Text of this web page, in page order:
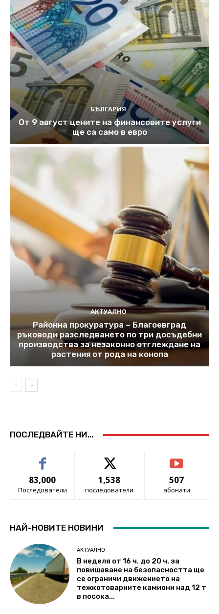
БЪЛГАРИЯ
От 9 август цените на финансовите услуги
ще са само в евро
АКТУАЛНО
Районна прокуратура – Благоевград
ръководи разследването по три досъдебни
производства за незаконно отглеждане на
растения от рода на конопа
ПОСЛЕДВАЙТЕ НИ...
83,000
Последователи
1,538
последователи
507
абонати
НАЙ-НОВИТЕ НОВИНИ
АКТУАЛНО
В неделя от 16 ч. до 20 ч. за
повишаване на безопасността ще
се ограничи движението на
тежкотоварните камиони над 12 т
в посока...